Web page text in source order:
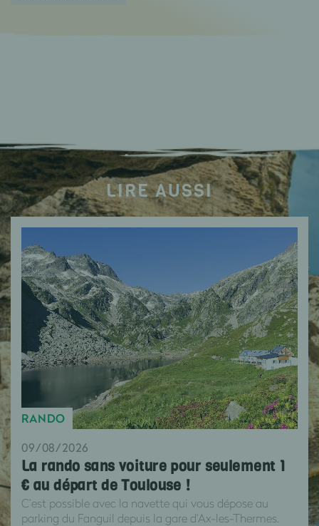
LIRE AUSSI
RANDO
09/08/2026
La rando sans voiture pour seulement 1
€ au départ de Toulouse !
C’est possible avec la navette qui vous dépose au
parking du Fanguil depuis la gare d'Ax-les-Thermes.